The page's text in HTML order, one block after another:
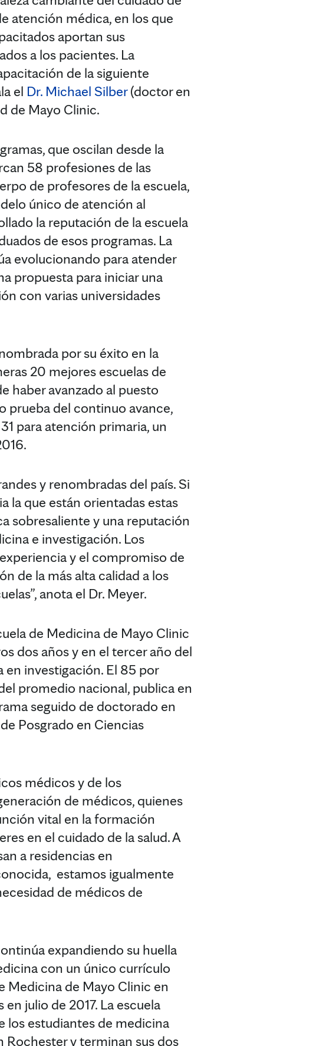
atención médica, en los que
aportan sus
a los pacientes. La
de la siguiente
el Dr. Michael Silber(doctor en
de Mayo Clinic.
que oscilan desde la
58 profesiones de las
de profesores de la escuela,
único de atención al
la reputación de la escuela
de esos programas. La
evolucionando para atender
propuesta para iniciar una
con varias universidades
por su éxito en la
20 mejores escuelas de
haber avanzado al puesto
prueba del continuo avance,
para atención primaria, un
y renombradas del país. Si
la que están orientadas estas
sobresaliente y una reputación
e investigación. Los
y el compromiso de
de la más alta calidad a los
anota el Dr. Meyer.
de Medicina de Mayo Clinic
dos años y en el tercer año del
investigación. El 85 por
promedio nacional, publica en
seguido de doctorado en
Posgrado en Ciencias
médicos y de los
de médicos, quienes
vital en la formación
en el cuidado de la salud. A
a residencias en
estamos igualmente
de médicos de
expandiendo su huella
con un único currículo
Medicina de Mayo Clinic en
julio de 2017. La escuela
los estudiantes de medicina
Rochester y terminan sus dos